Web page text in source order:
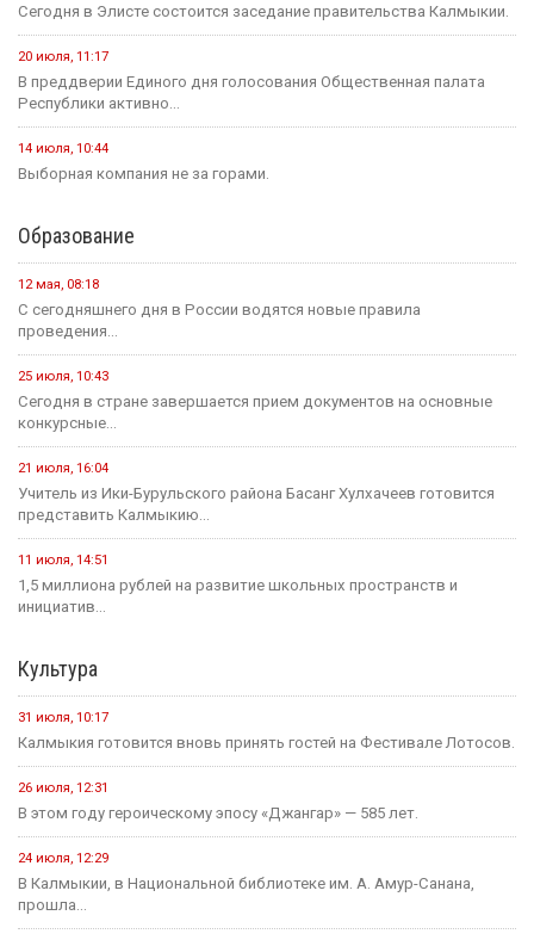
Сегодня в Элисте состоится заседание правительства Калмыкии.
20 июля, 11:17
В преддверии Единого дня голосования Общественная палата
Республики активно...
14 июля, 10:44
Выборная компания не за горами.
Образование
12 мая, 08:18
С сегодняшнего дня в России водятся новые правила
проведения...
25 июля, 10:43
Сегодня в стране завершается прием документов на основные
конкурсные...
21 июля, 16:04
Учитель из Ики-Бурульского района Басанг Хулхачеев готовится
представить Калмыкию...
11 июля, 14:51
1,5 миллиона рублей на развитие школьных пространств и
инициатив...
Культура
31 июля, 10:17
Калмыкия готовится вновь принять гостей на Фестивале Лотосов.
26 июля, 12:31
В этом году героическому эпосу «Джангар» — 585 лет.
24 июля, 12:29
В Калмыкии, в Национальной библиотеке им. А. Амур-Санана,
прошла...